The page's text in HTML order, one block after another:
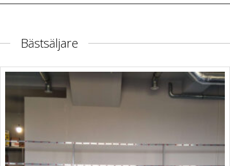
Bästsäljare